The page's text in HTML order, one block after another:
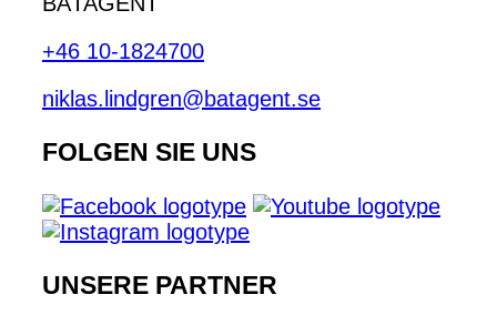
+46 10-1824700
niklas.lindgren@batagent.se
FOLGEN SIE UNS
UNSERE PARTNER